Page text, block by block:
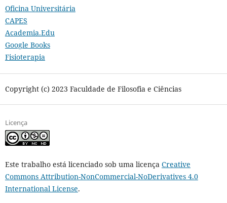
Oficina Universitária
CAPES
Academia.Edu
Google Books
Fisioterapia
Copyright (c) 2023 Faculdade de Filosofia e Ciências
Licença
Este trabalho está licenciado sob uma licença Creative
Commons Attribution-NonCommercial-NoDerivatives 4.0
International License.